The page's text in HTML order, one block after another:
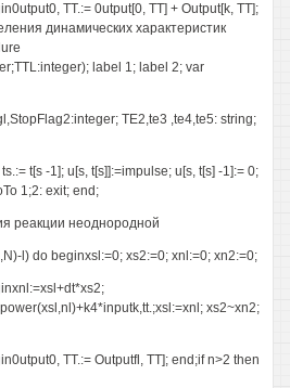
TT.:= 0utput[0, TT] + Output[k, TT];
динамических характеристик
label 1; label 2; var
TE2,te3 ,te4,te5: string;
t[s -1]; u[s, t[s]]:=impulse; u[s, t[s] -1]:= 0;
1;2: exit; end;
реакции неоднородной
l) do beginxsl:=0; xs2:=0; xnl:=0; xn2:=0;
xs2~xn2;
TT.:= Outputfl, TT]; end;if n>2 then